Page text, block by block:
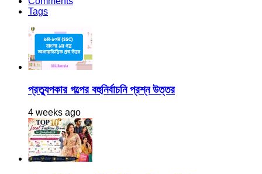
Tags
প্রত্যুপকার গল্পের বহুনির্বাচনি প্রশ্ন উত্তর
4 weeks ago